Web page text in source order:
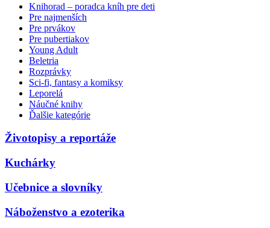
Knihorad – poradca kníh pre deti
Pre najmenších
Pre prvákov
Pre pubertiakov
Young Adult
Beletria
Rozprávky
Sci-fi, fantasy a komiksy
Leporelá
Náučné knihy
Ďalšie kategórie
Životopisy a reportáže
Kuchárky
Učebnice a slovníky
Náboženstvo a ezoterika